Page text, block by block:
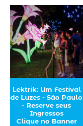
Lektrik: Um Festival
de Luzes - São Paulo
- Reserve seus
Ingressos
Clique no Banner